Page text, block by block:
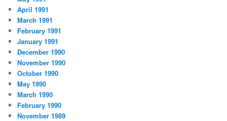
April 1991
March 1991
February 1991
January 1991
December 1990
November 1990
October 1990
May 1990
March 1990
February 1990
November 1989